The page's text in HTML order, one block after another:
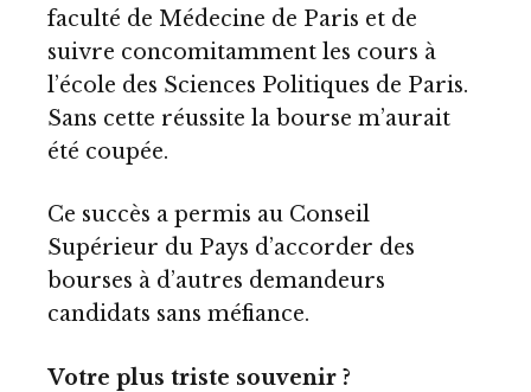
faculté de Médecine de Paris et de
suivre concomitamment les cours à
l’école des Sciences Politiques de Paris.
Sans cette réussite la bourse m’aurait
été coupée.
Ce succès a permis au Conseil
Supérieur du Pays d’accorder des
bourses à d’autres demandeurs
candidats sans méfiance.
Votre plus triste souvenir ?